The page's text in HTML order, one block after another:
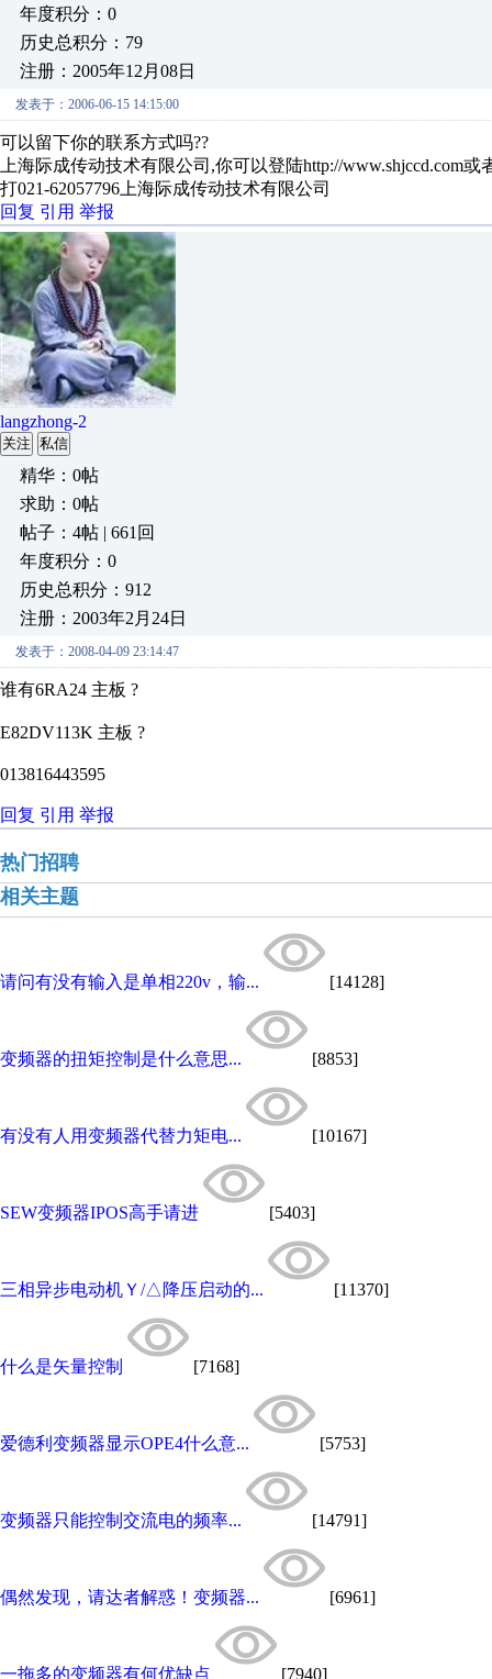
年度积分：0
历史总积分：79
注册：2005年12月08日
发表于：2006-06-15 14:15:00
可以留下你的联系方式吗??
上海际成传动技术有限公司,你可以登陆http://www.shjccd.com或
打021-62057796上海际成传动技术有限公司
回复 引用 举报
langzhong-2
关注 私信
精华：0帖
求助：0帖
帖子：4帖 | 661回
年度积分：0
历史总积分：912
注册：2003年2月24日
发表于：2008-04-09 23:14:47
谁有6RA24 主板 ?
E82DV113K 主板 ?
013816443595
回复 引用 举报
热门招聘
相关主题
请问有没有输入是单相220v，输... [14128]
变频器的扭矩控制是什么意思... [8853]
有没有人用变频器代替力矩电... [10167]
SEW变频器IPOS高手请进 [5403]
三相异步电动机Ｙ/△降压启动的... [11370]
什么是矢量控制 [7168]
爱德利变频器显示OPE4什么意... [5753]
变频器只能控制交流电的频率... [14791]
偶然发现，请达者解惑！变频器... [6961]
一拖多的变频器有何优缺点 [7940]